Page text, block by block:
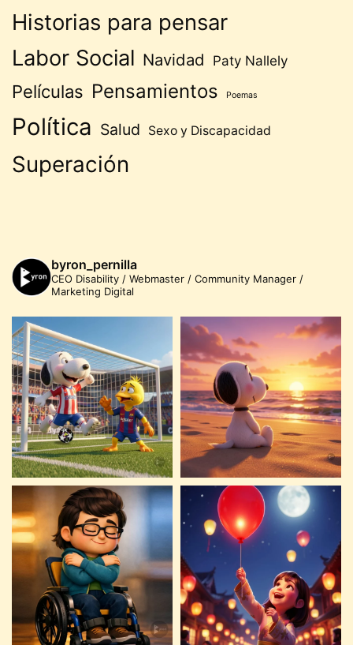
Historias para pensar
Labor Social Navidad Paty Nallely
Películas Pensamientos Poemas
Política Salud Sexo y Discapacidad
Superación
byron_pernilla
CEO Disability / Webmaster / Community Manager /
Marketing Digital